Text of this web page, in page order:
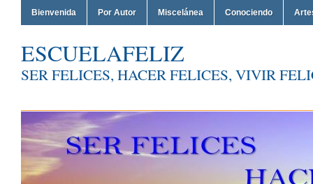
Bienvenida Por Autor Miscelánea Conociendo
ESCUELAFELIZ
SER FELICES, HACER FELICES, VIVIR